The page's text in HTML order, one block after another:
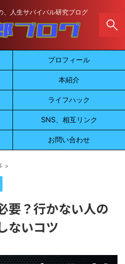
、人生サバイバル研究ブログ
プロフィール
本紹介
ライフハック
SNS、相互リンク
お問い合わせ
>
要？行かない人の
ないコツ